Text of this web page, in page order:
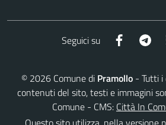
Seguici su Facebook
© 2026Comune di Pramollo- Tutti i
contenuti del sito, testi e immagini
Comune - CMS: Città In